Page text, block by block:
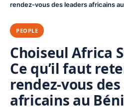
rendez-vous des leaders africains
PEOPLE
Choiseul Africa
Ce qu’il faut
rendez-vous
africains au